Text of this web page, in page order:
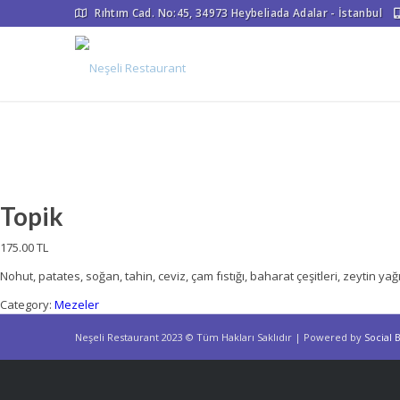
Rıhtım Cad. No:45, 34973 Heybeliada Adalar - İstanbul
Topik
175.00 TL
Nohut, patates, soğan, tahin, ceviz, çam fıstığı, baharat çeşitleri, zeytin yağı
Category: Mezeler
Neşeli Restaurant 2023 © Tüm Hakları Saklıdır | Powered by Social